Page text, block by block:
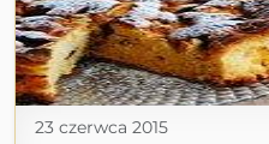
23 czerwca 2015